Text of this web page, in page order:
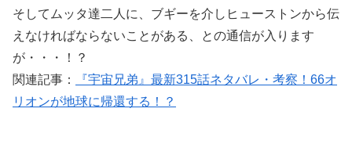
そしてムッタ達二人に、ブギーを介しヒューストンから伝
えなければならないことがある、との通信が入ります
が・・・！？
関連記事：
『宇宙兄弟』最新315話ネタバレ・考察！66オ
リオンが地球に帰還する！？